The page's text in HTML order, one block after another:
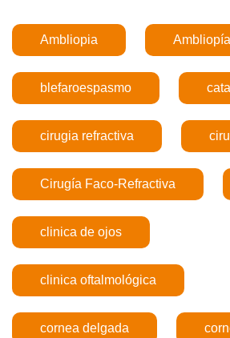
Ambliopia
blefaroespasmo
cirugia refractiva
Cirugía Faco-Refractiva
clinica de ojos
clinica oftalmológica
cornea delgada